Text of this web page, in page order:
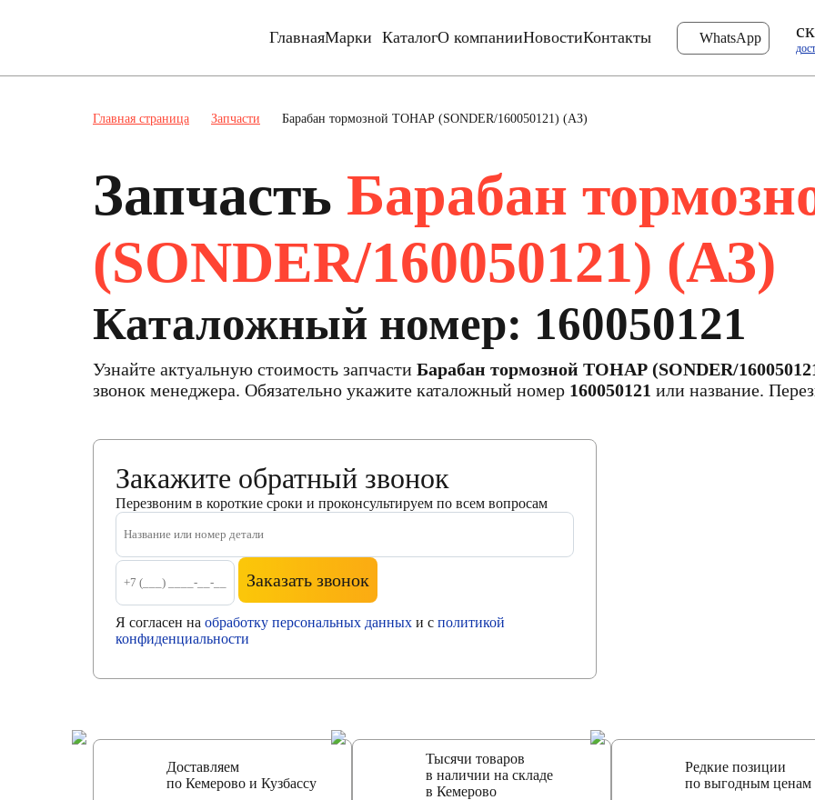
ГлавнаяМарки КаталогО компанииНовостиКонтакты WhatsApp
Главная страница Запчасти Барабан тормозной ТОНАР (SONDER/160050121) (АЗ)
Запчасть Барабан
(SONDER/160050121) (АЗ)
Каталожный номер: 160050121
Узнайте актуальную стоимость запчасти Барабан тормозной ТОНАР (SONDER/
звонок менеджера. Обязательно укажите каталожный номер 160050121 или название.
Закажите обратный звонок
Перезвоним в короткие сроки и проконсультируем по всем вопросам
Заказать звонок
Я согласен на обработку персональных данных и с политикой
конфиденциальности
Доставляем
по Кемерово и Кузбассу
Тысячи товаров
в наличии на складе
в Кемерово
Редкие позиции
по выгодным ценам